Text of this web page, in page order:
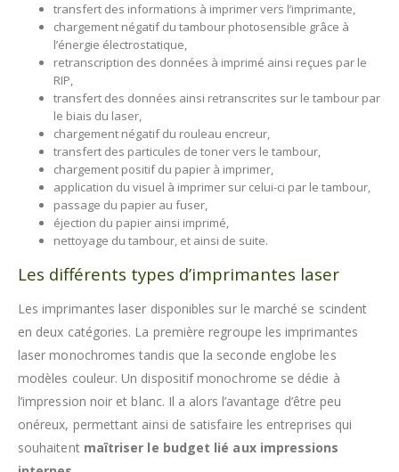
transfert des informations à imprimer vers l’imprimante,
chargement négatif du tambour photosensible grâce à
l’énergie électrostatique,
retranscription des données à imprimé ainsi reçues par le
RIP,
transfert des données ainsi retranscrites sur le tambour par
le biais du laser,
chargement négatif du rouleau encreur,
transfert des particules de toner vers le tambour,
chargement positif du papier à imprimer,
application du visuel à imprimer sur celui-ci par le tambour,
passage du papier au fuser,
éjection du papier ainsi imprimé,
nettoyage du tambour, et ainsi de suite.
Les différents types d’imprimantes laser
Les imprimantes laser disponibles sur le marché se scindent
en deux catégories. La première regroupe les imprimantes
laser monochromes tandis que la seconde englobe les
modèles couleur. Un dispositif monochrome se dédie à
l’impression noir et blanc. Il a alors l’avantage d’être peu
onéreux, permettant ainsi de satisfaire les entreprises qui
souhaitent maîtriser le budget lié aux impressions